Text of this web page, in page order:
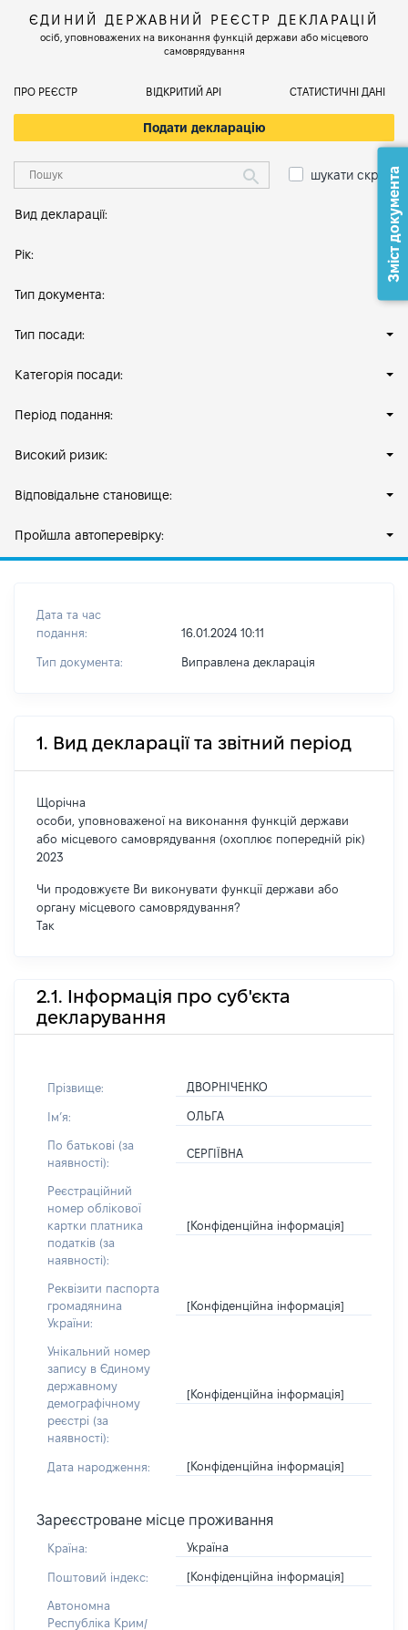
ЄДИНИЙ ДЕРЖАВНИЙ РЕЄСТР ДЕКЛАРАЦІЙ
осіб, уповноважених на виконання функцій держави або місцевого
самоврядування
ПРО РЕЄСТР ВІДКРИТИЙ АРІ СТАТИСТИЧНІ ДАНІ
Подати декларацію
шукати скрізь
Вид декларації:
Рік:
Тип документа:
Тип посади:
Категорія посади:
Період подання:
Високий ризик:
Відповідальне становище:
Пройшла автоперевірку:
Дата та час
подання:
16.01.2024 10:11
Тип документа: Виправлена декларація
1. Вид декларації та звітний період
Щорічна
особи, уповноваженої на виконання функцій держави
або місцевого самоврядування (охоплює попередній рік)
2023
Чи продовжуєте Ви виконувати функції держави або
органу місцевого самоврядування?
Так
2.1. Інформація про суб'єкта
декларування
Прізвище: ДВОРНІЧЕНКО
Імʼя: ОЛЬГА
По батькові (за
наявності):
СЕРГІЇВНА
Реєстраційний
номер облікової
картки платника
податків (за
наявності):
[Конфіденційна інформація]
Реквізити паспорта
громадянина
України:
[Конфіденційна інформація]
Унікальний номер
запису в Єдиному
державному
демографічному
реєстрі (за
наявності):
[Конфіденційна інформація]
Дата народження: [Конфіденційна інформація]
Зареєстроване місце проживання
Країна: Україна
Поштовий індекс: [Конфіденційна інформація]
Автономна
Республіка Крим/
Зміст документа